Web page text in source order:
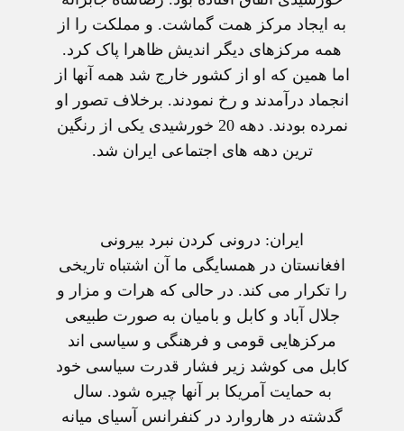
به ايجاد مرکز همت گماشت. و مملکت را از
همه مرکزهای ديگر انديش ظاهرا پاک کرد.
اما همين که او از کشور خارج شد همه آنها از
انجماد درآمدند و رخ نمودند. برخلاف تصور او
نمرده بودند. دهه 20 خورشيدی يکی از رنگين
ترين دهه های اجتماعی ايران شد.
ايران: درونی کردن نبرد بيرونی
افغانستان در همسايگی ما آن اشتباه تاريخی
را تکرار می کند. در حالی که هرات و مزار و
جلال آباد و کابل و باميان به صورت طبيعی
مرکزهايی قومی و فرهنگی و سياسی اند
کابل می کوشد زير فشار قدرت سياسی خود
به حمايت آمريکا بر آنها چيره شود. سال
گدشته در هاروارد در کنفرانس آسيای ميانه